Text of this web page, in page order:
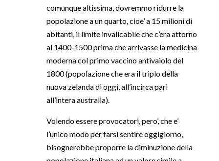
comunque altissima, dovremmo ridurre la
popolazione a un quarto, cioe’ a 15 milioni di
abitanti, il limite invalicabile che c’era attorno
al 1400-1500 prima che arrivasse la medicina
moderna col primo vaccino antivaiolo del
1800 (popolazione che era il triplo della
nuova zelanda di oggi, all’incirca pari
all’intera australia).
Volendo essere provocatori, pero’, che e’
l’unico modo per farsi sentire oggigiorno,
bisognerebbe proporre la diminuzione della